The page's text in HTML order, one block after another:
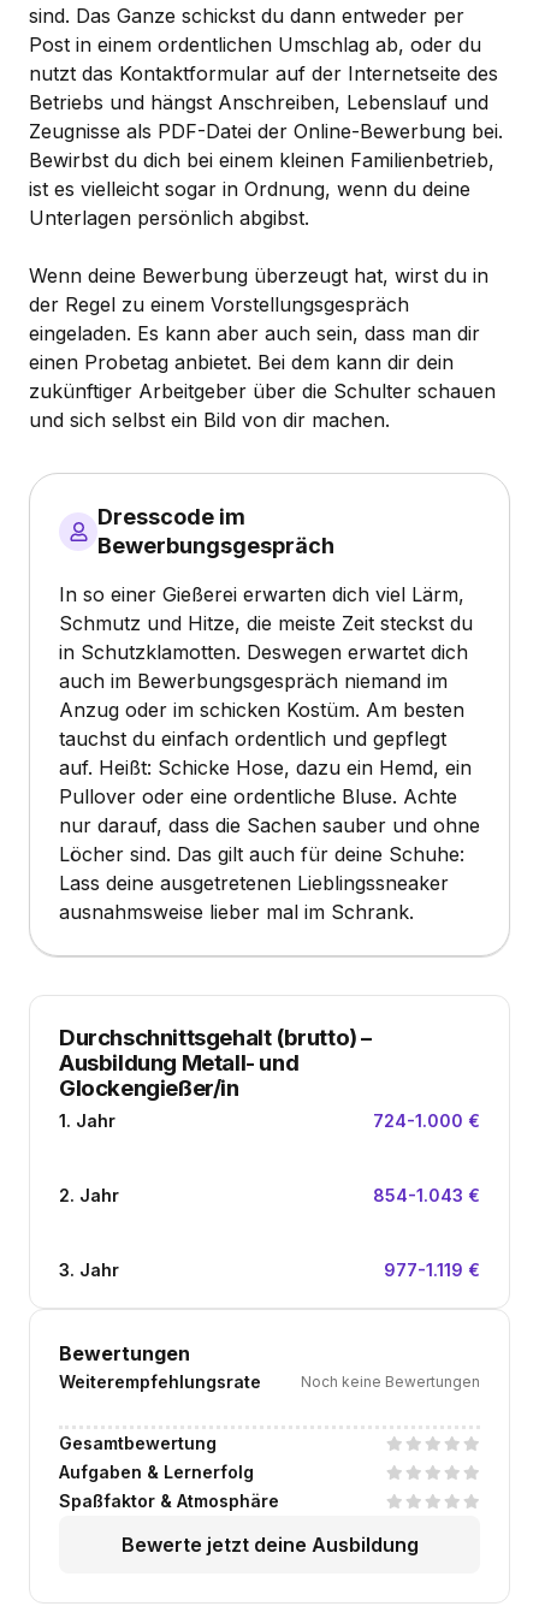
sind. Das Ganze schickst du dann entweder per
Post in einem ordentlichen Umschlag ab, oder du
nutzt das Kontaktformular auf der Internetseite des
Betriebs und hängst Anschreiben, Lebenslauf und
Zeugnisse als PDF-Datei der Online-Bewerbung bei.
Bewirbst du dich bei einem kleinen Familienbetrieb,
ist es vielleicht sogar in Ordnung, wenn du deine
Unterlagen persönlich abgibst.
Wenn deine Bewerbung überzeugt hat, wirst du in
der Regel zu einem Vorstellungsgespräch
eingeladen. Es kann aber auch sein, dass man dir
einen Probetag anbietet. Bei dem kann dir dein
zukünftiger Arbeitgeber über die Schulter schauen
und sich selbst ein Bild von dir machen.
Dresscode im
Bewerbungsgespräch
In so einer Gießerei erwarten dich viel Lärm,
Schmutz und Hitze, die meiste Zeit steckst du
in Schutzklamotten. Deswegen erwartet dich
auch im Bewerbungsgespräch niemand im
Anzug oder im schicken Kostüm. Am besten
tauchst du einfach ordentlich und gepflegt
auf. Heißt: Schicke Hose, dazu ein Hemd, ein
Pullover oder eine ordentliche Bluse. Achte
nur darauf, dass die Sachen sauber und ohne
Löcher sind. Das gilt auch für deine Schuhe:
Lass deine ausgetretenen Lieblingssneaker
ausnahmsweise lieber mal im Schrank.
Durchschnittsgehalt (brutto)–
Ausbildung Metall- und
Glockengießer/in
1. Jahr 724-1.000 €
2. Jahr 854-1.043 €
3. Jahr 977-1.119 €
Bewertungen
Weiterempfehlungsrate Noch keine Bewertungen
Gesamtbewertung
Aufgaben & Lernerfolg
Spaßfaktor & Atmosphäre
Bewerte jetzt deine Ausbildung